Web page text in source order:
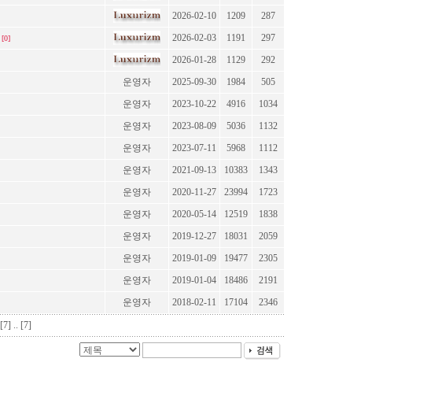
2026-02-10 1209
287
[0] 2026-02-03 1191
297
2026-01-28 1129
292
운영자 2025-09-30 1984
505
운영자 2023-10-22 4916
1034
운영자 2023-08-09 5036
1132
운영자 2023-07-11 5968
1112
운영자 2021-09-13 10383
1343
운영자 2020-11-27 23994
1723
운영자 2020-05-14 12519
1838
운영자 2019-12-27 18031
2059
운영자 2019-01-09 19477
2305
운영자 2019-01-04 18486
2191
운영자 2018-02-11 17104 2346
[7] .. [7]